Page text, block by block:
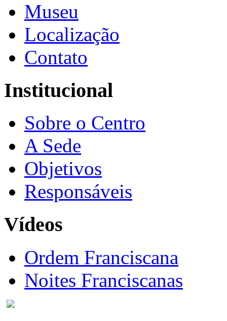
Museu
Localização
Contato
Institucional
Sobre o Centro
A Sede
Objetivos
Responsáveis
Vídeos
Ordem Franciscana
Noites Franciscanas